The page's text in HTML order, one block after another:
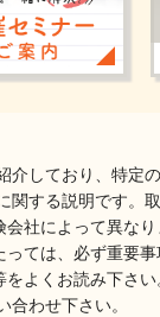
介しており、特定
関する説明です。
社によって異な
ては、必ず重要
よくお読み下さ
わせ下さい。